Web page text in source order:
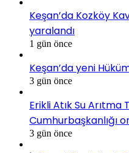
Keşan’da Kozköy
yaralandı
1 gün önce
Keşan’da yeni
3 gün önce
Erikli Atık Su Arıtma
Cumhurbaşkanlığı
3 gün önce